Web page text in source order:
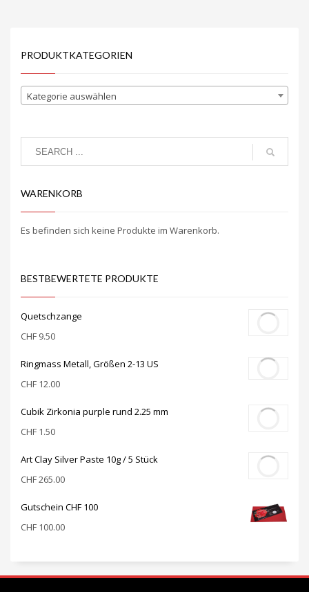
PRODUKTKATEGORIEN
Kategorie auswählen
WARENKORB
Es befinden sich keine Produkte im Warenkorb.
BESTBEWERTETE PRODUKTE
Quetschzange
CHF 9.50
Ringmass Metall, Größen 2-13 US
CHF 12.00
Cubik Zirkonia purple rund 2.25 mm
CHF 1.50
Art Clay Silver Paste 10g / 5 Stück
CHF265.00
Gutschein CHF 100
CHF 100.00